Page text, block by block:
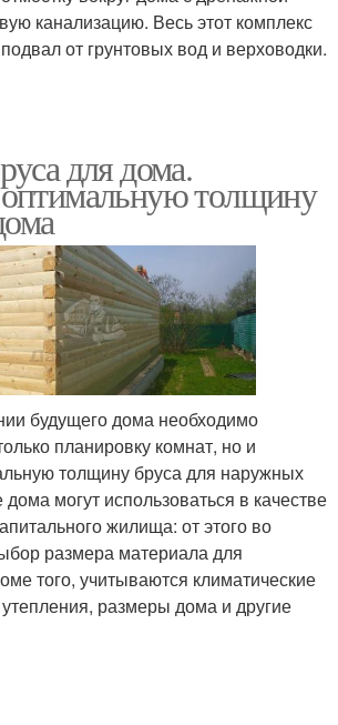
канализацию. Весь этот комплекс
от грунтовых вод и верховодки.
для дома.
толщину
будущего дома необходимо
планировку комнат, но и
толщину бруса для наружных
могут использоваться в качестве
жилища: от этого во
размера материала для
того, учитываются климатические
размеры дома и другие